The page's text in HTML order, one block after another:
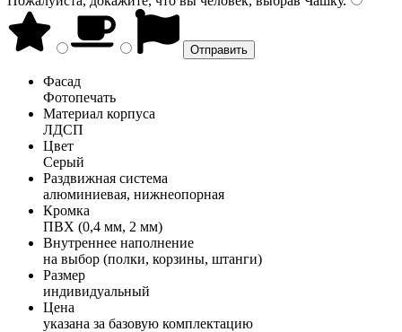
Фасад
Фотопечать
Материал корпуса
ЛДСП
Цвет
Серый
Раздвижная система
алюминиевая, нижнеопорная
Кромка
ПВХ (0,4 мм, 2 мм)
Внутреннее наполнение
на выбор (полки, корзины, штанги)
Размер
индивидуальный
Цена
указана за базовую комплектацию